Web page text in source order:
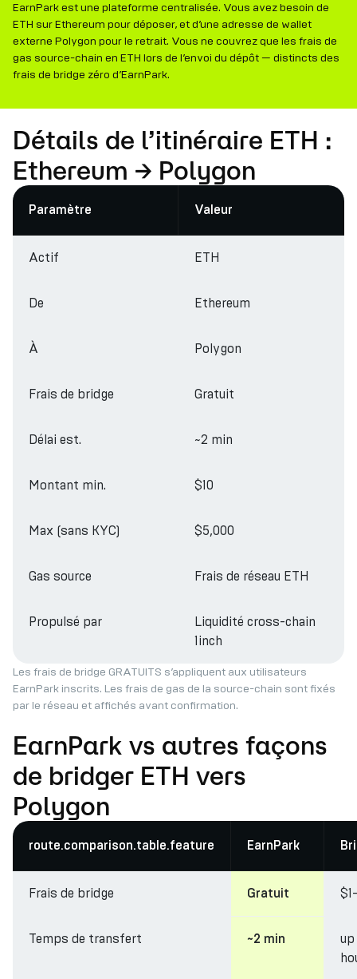
EarnPark est une plateforme centralisée. Vous avez besoin de
ETH sur Ethereum pour déposer, et d’une adresse de wallet
externe Polygon pour le retrait. Vous ne couvrez que les frais de
gas source-chain en ETH lors de l’envoi du dépôt — distincts des
frais de bridge zéro d’EarnPark.
Détails de l’itinéraire ETH :
Ethereum → Polygon
Paramètre Valeur
Actif ETH
De Ethereum
À Polygon
Frais de bridge Gratuit
Délai est. ~2 min
Montant min. $10
Max (sans KYC) $5,000
Gas source Frais de réseau ETH
Propulsé par
Liquidité cross-chain
1inch
Les frais de bridge GRATUITS s’appliquent aux utilisateurs
EarnPark inscrits. Les frais de gas de la source-chain sont fixés
par le réseau et affichés avant confirmation.
EarnPark vs autres façons
de bridger ETH vers
Polygon
route.comparison.table.feature EarnPark
Frais de bridge Gratuit
Temps de transfert ~2 min